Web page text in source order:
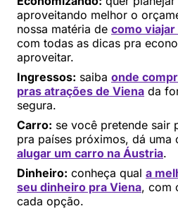
aproveitando melhor o
nossa matéria de como
com todas as dicas pra
aproveitar.
Ingressos: saiba onde
pras atrações de Viena da
segura.
Carro: se você pretende sair
pra países próximos, dá uma
alugar um carro na Áustria.
Dinheiro: conheça qual a
seu dinheiro pra Viena, com
cada opção.